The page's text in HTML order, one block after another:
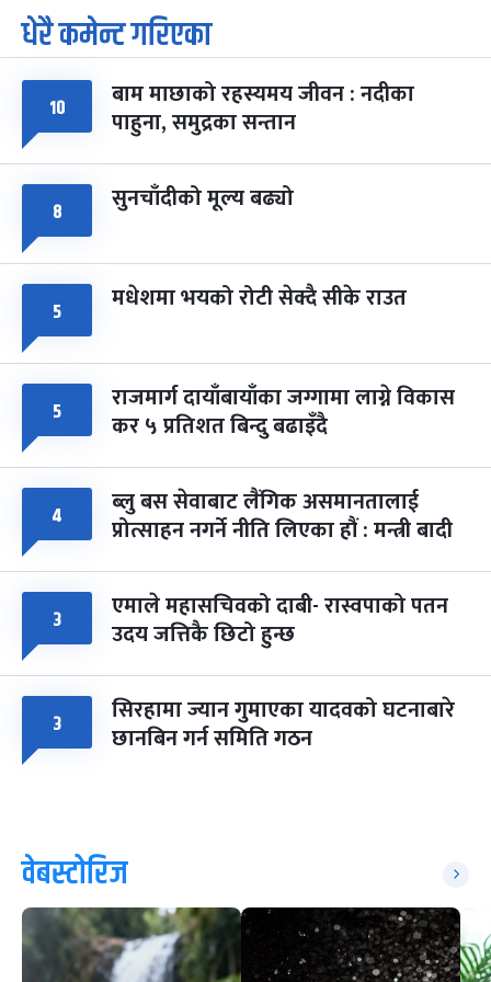
७
आइत
पूर्णिमा व्रत
चैत्र ७, २०८३-Mar 21, 2027
८ फागुपूर्णिमा
चैत्र ८, २०८३-Mar 22, 2027
७ महिना बाँकी
धेरै कमेन्ट गरिएका
१० बाम माछाको रहस्यमय जीवन : नदीका
पाहुना, समुद्रका सन्तान
८ सुनचाँदीको मूल्य बढ्यो
५ मधेशमा भयको रोटी सेक्दै सीके राउत
५ राजमार्ग दायाँबायाँका जग्गामा लाग्ने विकास
कर ५ प्रतिशत बिन्दु बढाइँदै
४ ब्लु बस सेवाबाट लैंगिक असमानतालाई
प्रोत्साहन नगर्ने नीति लिएका हौं : मन्त्री बादी
३ एमाले महासचिवको दाबी- रास्वपाको पतन
उदय जत्तिकै छिटो हुन्छ
३ सिरहामा ज्यान गुमाएका यादवको घटनाबारे
छानबिन गर्न समिति गठन
वेबस्टोरिज